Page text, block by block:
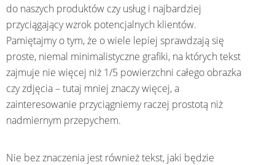
do naszych produktów czy usług i najbardziej
przyciągający wzrok potencjalnych klientów.
Pamiętajmy o tym, że o wiele lepiej sprawdzają się
proste, niemal minimalistyczne grafiki, na których tekst
zajmuje nie więcej niż 1/5 powierzchni całego obrazka
czy zdjęcia – tutaj mniej znaczy więcej, a
zainteresowanie przyciągniemy raczej prostotą niż
nadmiernym przepychem.
Nie bez znaczenia jest również tekst, jaki będzie